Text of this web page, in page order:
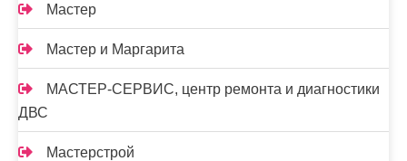
Мастер
Мастер и Маргарита
МАСТЕР-СЕРВИС, центр ремонта и диагностики
ДВС
Мастерстрой